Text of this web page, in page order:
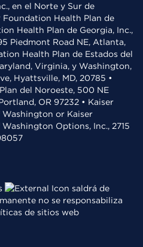
en el Norte y Sur de
Foundation Health Plan de
Health Plan de Georgia, Inc.,
Piedmont Road NE, Atlanta,
Health Plan de Estados del
Virginia, y Washington,
Hyattsville, MD, 20785 •
del Noroeste, 500 NE
OR 97232 • Kaiser
or Kaiser
Options, Inc., 2715
saldrá de
no se responsabiliza
de sitios web